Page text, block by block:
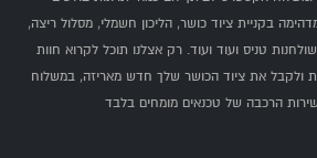
בקניית ציוד כושר, הליכון חשמלי, מסלול ריצה,
טניס ועוד ועוד. רק אצלנו תוכל לקרוא חוות
ולקבל את ציוד הכושר שלך חדש מאריזה, במשלוח
הרכבה של טכנאים מומחים בלבד